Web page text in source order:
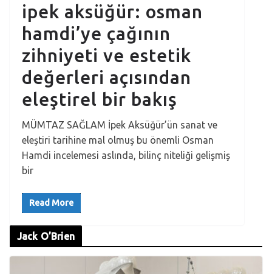
ipek aksüğür: osman
hamdi’ye çağının
zihniyeti ve estetik
değerleri açısından
eleştirel bir bakış
MÜMTAZ SAĞLAM İpek Aksüğür’ün sanat ve
eleştiri tarihine mal olmuş bu önemli Osman
Hamdi incelemesi aslında, bilinç niteliği gelişmiş
bir
Read More
Jack O’Brien